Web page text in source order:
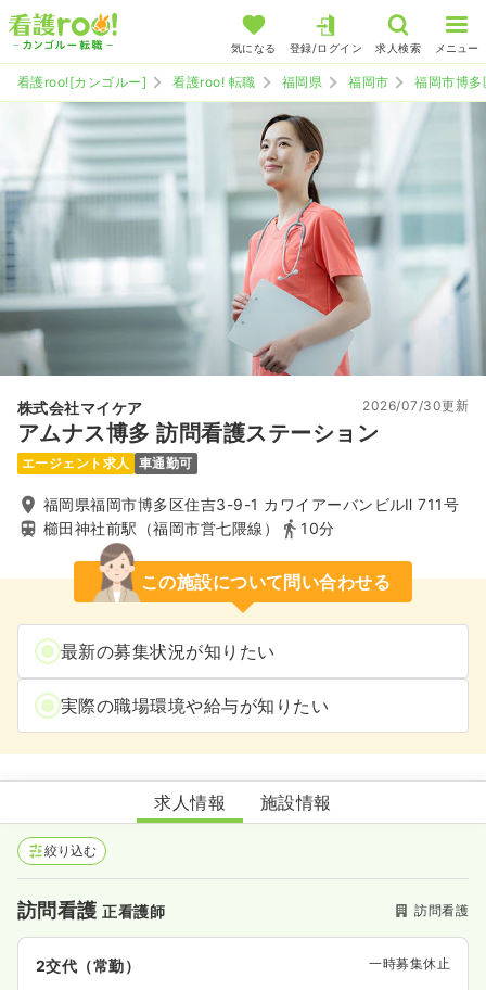
気になる 登録/ログイン 求人検索 メニュー
看護roo![カンゴルー] 看護roo! 転職 福岡県 福岡市 福岡市博多
株式会社マイケア
アムナス博多 訪問看護ステーション
2026/07/30更新
エージェント求人 車通勤可
福岡県福岡市博多区住吉3-9-1 カワイアーバンビルⅡ 711号
櫛田神社前駅（福岡市営七隈線）
10分
この施設について問い合わせる
最新の募集状況が知りたい
実際の職場環境や給与が知りたい
アムナス博多 訪問看護ステーション
求人情報 施設情報
絞り込む
訪問看護正看護師 訪問看護
2交代（常勤） 一時募集休止